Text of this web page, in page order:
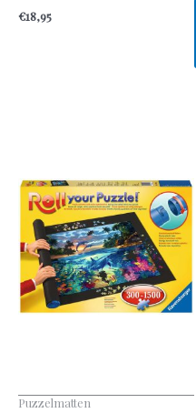
€18,95
Puzzelmatten